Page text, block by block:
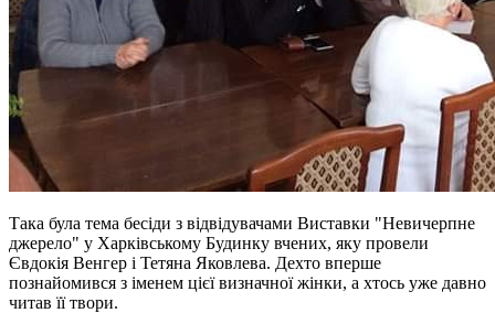
Така була тема бесіди з відвідувачами Виставки "Невичерпне
джерело" у Харківському Будинку вчених, яку провели
Євдокія Венгер і Тетяна Яковлева. Дехто вперше
познайомився з іменем цієї визначної жінки, а хтось уже давно
читав її твори.